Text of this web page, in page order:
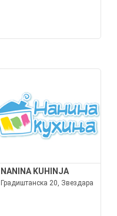
NANINA KUHINJA
Градиштанска 20, Звездара